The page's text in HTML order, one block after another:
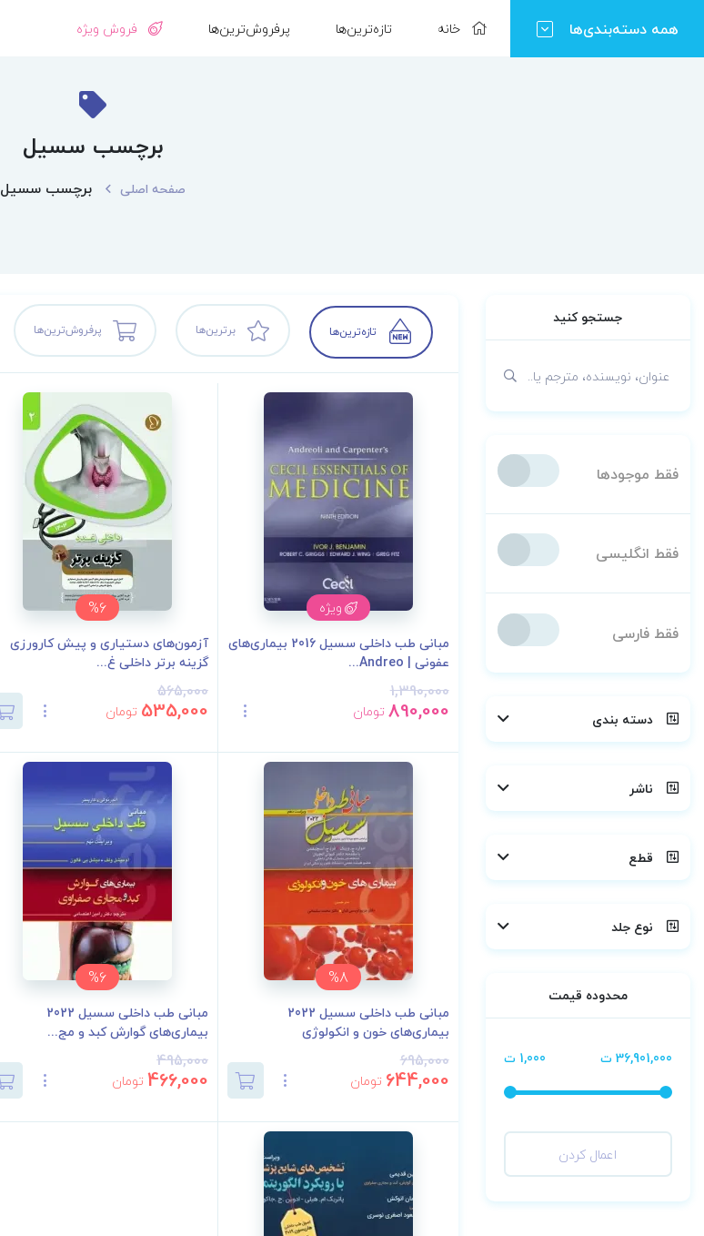
همه دسته‌بندی‌ها خانه تازه‌ترین‌ها پرفروش‌ترین‌ها فروش ویژه
برچسب سسیل
صفحه اصلی برچسب سسیل
جستجو کنید
فقط موجودها
فقط انگلیسی
فقط فارسی
دسته بندی
ناشر
قطع
نوع جلد
محدوده قیمت
1,000 ت 36,901,000 ت
اعمال کردن
تازه‌ترین‌ها برترین‌ها پرفروش‌ترین‌ها
ویژه
مبانی طب داخلی سسیل 2016 بیماری‌های
عفونی | Andreo...
1,390,000
890,000 تومان
%6
آزمون‌های دستیاری و پیش کارورزی
گزینه برتر داخلی غ...
565,000
535,000 تومان
%8
مبانی طب داخلی سسیل 2022
بیماری‌های خون و انکولوژی
695,000
644,000 تومان
%6
مبانی طب داخلی سسیل 2022
بیماری‌های گوارش کبد و مج...
495,000
466,000 تومان